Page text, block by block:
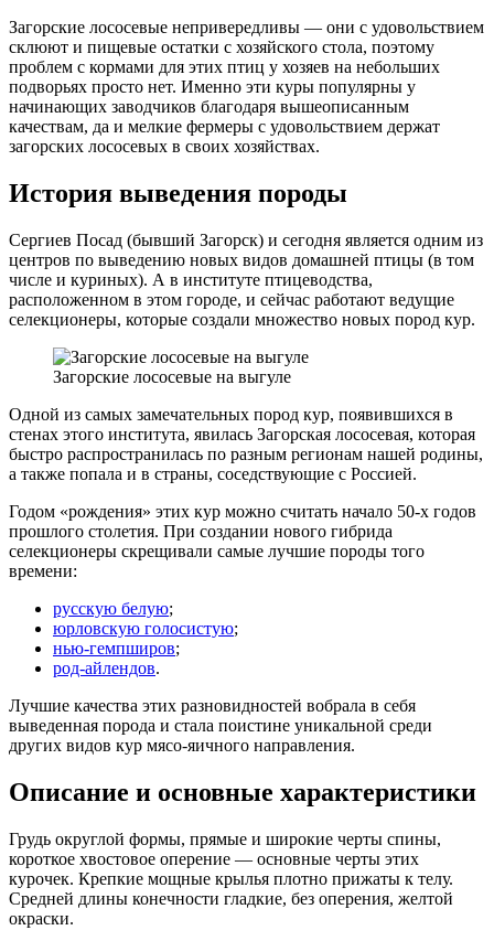
Загорские лососевые непривередливы — они с удовольствием
склюют и пищевые остатки с хозяйского стола, поэтому
проблем с кормами для этих птиц у хозяев на небольших
подворьях просто нет. Именно эти куры популярны у
начинающих заводчиков благодаря вышеописанным
качествам, да и мелкие фермеры с удовольствием держат
загорских лососевых в своих хозяйствах.
История выведения породы
Сергиев Посад (бывший Загорск) и сегодня является одним из
центров по выведению новых видов домашней птицы (в том
числе и куриных). А в институте птицеводства,
расположенном в этом городе, и сейчас работают ведущие
селекционеры, которые создали множество новых пород кур.
Загорские лососевые на выгуле
Одной из самых замечательных пород кур, появившихся в
стенах этого института, явилась Загорская лососевая, которая
быстро распространилась по разным регионам нашей родины,
а также попала и в страны, соседствующие с Россией.
Годом «рождения» этих кур можно считать начало 50-х годов
прошлого столетия. При создании нового гибрида
селекционеры скрещивали самые лучшие породы того
времени:
русскую белую;
юрловскую голосистую;
нью-гемпширов;
род-айлендов.
Лучшие качества этих разновидностей вобрала в себя
выведенная порода и стала поистине уникальной среди
других видов кур мясо-яичного направления.
Описание и основные характеристики
Грудь округлой формы, прямые и широкие черты спины,
короткое хвостовое оперение — основные черты этих
курочек. Крепкие мощные крылья плотно прижаты к телу.
Средней длины конечности гладкие, без оперения, желтой
окраски.